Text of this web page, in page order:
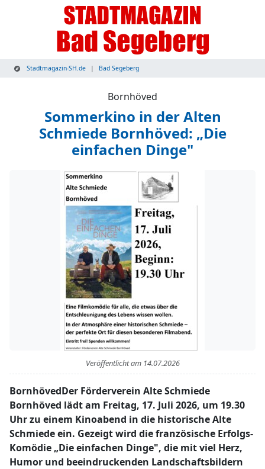
Stadtmagazin-SH.de Bad Segeberg
Bornhöved
Sommerkino in der Alten
Schmiede Bornhöved: „Die
einfachen Dinge"
Veröffentlicht am 14.07.2026
BornhövedDer Förderverein Alte Schmiede
Bornhöved lädt am Freitag, 17. Juli 2026, um 19.30
Uhr zu einem Kinoabend in die historische Alte
Schmiede ein. Gezeigt wird die französische Erfolgs-
Komödie „Die einfachen Dinge", die mit viel Herz,
Humor und beeindruckenden Landschaftsbildern